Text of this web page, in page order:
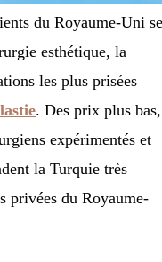
du Royaume-Uni se
esthétique, la
les plus prisées
. Des prix plus bas,
expérimentés et
la Turquie très
privées du Royaume-